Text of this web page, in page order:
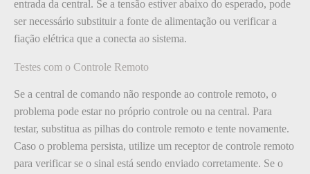
entrada da central. Se a tensão estiver abaixo do esperado, pode
ser necessário substituir a fonte de alimentação ou verificar a
fiação elétrica que a conecta ao sistema.
Testes com o Controle Remoto
Se a central de comando não responde ao controle remoto, o
problema pode estar no próprio controle ou na central. Para
testar, substitua as pilhas do controle remoto e tente novamente.
Caso o problema persista, utilize um receptor de controle remoto
para verificar se o sinal está sendo enviado corretamente. Se o